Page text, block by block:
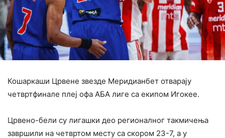
Кошаркаши Црвене звезде Меридианбет отварају
четвртфинале плеј офа АБА лиге са екипом Игокее.
Црвено-бели су лигашки део регионалног такмичења
завршили на четвртом месту са скором 23-7, а у